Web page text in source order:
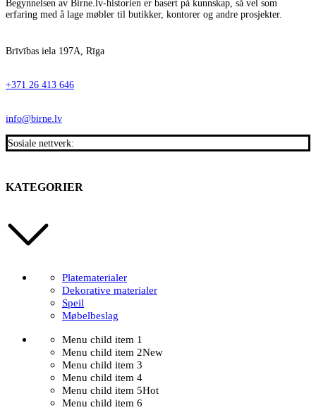
Begynnelsen av Birne.lv-historien er basert på kunnskap, så vel som
erfaring med å lage møbler til butikker, kontorer og andre prosjekter.
Brīvības iela 197A, Rīga
+371 26 413 646
info@birne.lv
Sosiale nettverk:
KATEGORIER
Platematerialer
Dekorative materialer
Speil
Møbelbeslag
Menu child item 1
Menu child item 2New
Menu child item 3
Menu child item 4
Menu child item 5Hot
Menu child item 6